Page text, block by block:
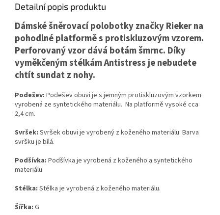
Detailní popis produktu
Dámské šněrovací polobotky značky Rieker na
pohodlné platformě s protiskluzovým vzorem.
Perforovaný vzor dává botám šmrnc. Díky
vyměkčeným stélkám Antistress je nebudete
chtít sundat z nohy.
Podešev: Podešev obuvi je s jemným protiskluzovým vzorkem
vyrobená ze syntetického materiálu. Na platformě vysoké cca
2,4 cm.
Svršek: Svršek obuvi je vyrobený z koženého materiálu. Barva
svršku je bílá.
Podšívka: Podšívka je vyrobená z koženého a syntetického
materiálu.
Stélka: Stélka je vyrobená z koženého materiálu.
Šířka: G